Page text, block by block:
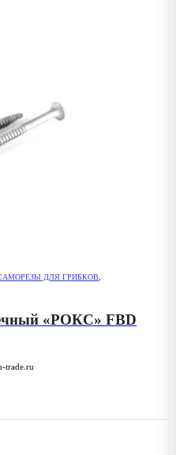
ДЛЯ ГРИБКОВ
«РОКС» FBD
trade.ru